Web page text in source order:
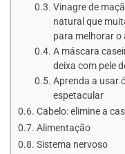
Vinagre de
natural que
para melhorar o
A máscara
deixa com pele
Aprenda a usar
espetacular
Cabelo: elimine a
Alimentação
Sistema nervoso